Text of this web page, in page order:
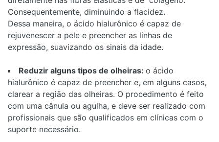
Consequentemente, diminuindo a flacidez.
Dessa maneira, o ácido hialurônico é capaz de
rejuvenescer a pele e preencher as linhas de
expressão, suavizando os sinais da idade.
Reduzir alguns tipos de olheiras: o ácido
hialurônico é capaz de preencher e, em alguns casos,
clarear a região das olheiras. O procedimento é feito
com uma cânula ou agulha, e deve ser realizado com
profissionais que são qualificados em clínicas com o
suporte necessário.